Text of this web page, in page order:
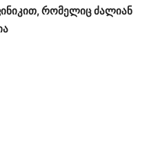
რომელიც ძალიან